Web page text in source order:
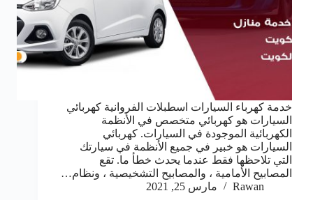
خدمة كهرباء السيارات اسطبلات الفروانية كهربائي
السيارات هو كهربائي متخصص في الأنظمة
الكهربائية الموجودة في السيارات. كهربائي
السيارات هو خبير في جميع الأنظمة في سيارتك
التي تلاحظها فقط عندما يحدث خطأ ما. تقع
المصابيح الأمامية ، والمصابيح التشخيصية ، ونظام…
Rawan
مارس 25, 2021